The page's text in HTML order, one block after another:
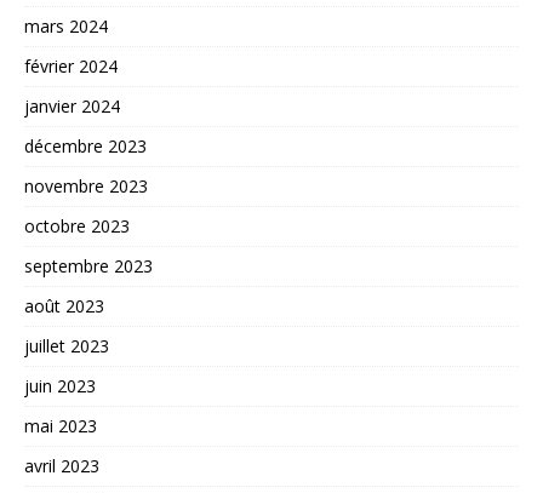
mars 2024
février 2024
janvier 2024
décembre 2023
novembre 2023
octobre 2023
septembre 2023
août 2023
juillet 2023
juin 2023
mai 2023
avril 2023